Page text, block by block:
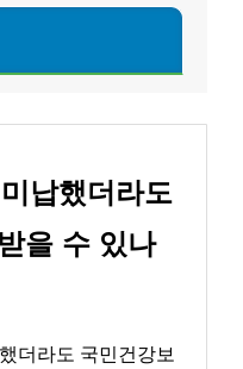
납했더라도
을 수 있나
더라도 국민건강보